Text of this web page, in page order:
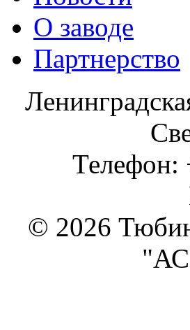
О заводе
Партнерство
Телефон:
© 2026